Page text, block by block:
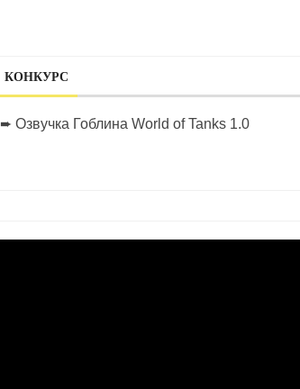
КОНКУРС
➨ Озвучка Гоблина World of Tanks 1.0